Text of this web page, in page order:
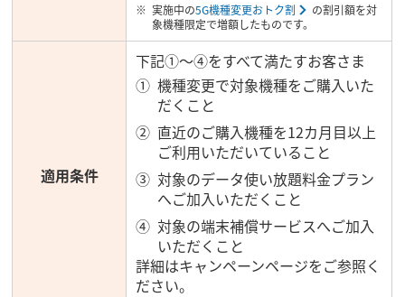
実施中の5G機種変更おトク割
の割引額を対
象機種限定で増額したものです。
適用条件
下記①～④をすべて満たすお客さま
機種変更で対象機種をご購入いた
だくこと
直近のご購入機種を12カ月目以上
ご利用いただいていること
対象のデータ使い放題料金プラン
へご加入いただくこと
対象の端末補償サービスへご加入
いただくこと
詳細はキャンペーンページをご参照く
ださい。